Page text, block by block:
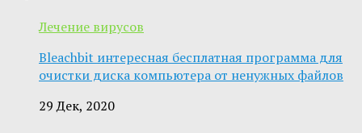
Лечение вирусов
Bleachbit интересная бесплатная программа для
очистки диска компьютера от ненужных файлов
29 Дек, 2020